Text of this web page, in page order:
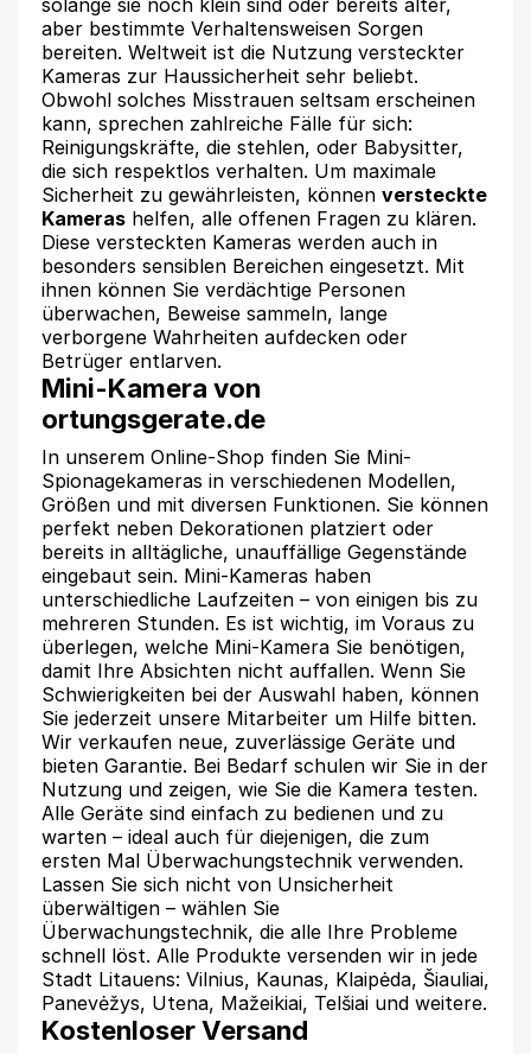
aber bestimmte Verhaltensweisen Sorgen
bereiten. Weltweit ist die Nutzung versteckter
Kameras zur Haussicherheit sehr beliebt.
Obwohl solches Misstrauen seltsam erscheinen
kann, sprechen zahlreiche Fälle für sich:
Reinigungskräfte, die stehlen, oder Babysitter,
die sich respektlos verhalten. Um maximale
Sicherheit zu gewährleisten, können versteckte
Kameras helfen, alle offenen Fragen zu klären.
Diese versteckten Kameras werden auch in
besonders sensiblen Bereichen eingesetzt. Mit
ihnen können Sie verdächtige Personen
überwachen, Beweise sammeln, lange
verborgene Wahrheiten aufdecken oder
Betrüger entlarven.
Mini-Kamera von
ortungsgerate.de
In unserem Online-Shop finden Sie Mini-
Spionagekameras in verschiedenen Modellen,
Größen und mit diversen Funktionen. Sie können
perfekt neben Dekorationen platziert oder
bereits in alltägliche, unauffällige Gegenstände
eingebaut sein. Mini-Kameras haben
unterschiedliche Laufzeiten – von einigen bis zu
mehreren Stunden. Es ist wichtig, im Voraus zu
überlegen, welche Mini-Kamera Sie benötigen,
damit Ihre Absichten nicht auffallen. Wenn Sie
Schwierigkeiten bei der Auswahl haben, können
Sie jederzeit unsere Mitarbeiter um Hilfe bitten.
Wir verkaufen neue, zuverlässige Geräte und
bieten Garantie. Bei Bedarf schulen wir Sie in der
Nutzung und zeigen, wie Sie die Kamera testen.
Alle Geräte sind einfach zu bedienen und zu
warten – ideal auch für diejenigen, die zum
ersten Mal Überwachungstechnik verwenden.
Lassen Sie sich nicht von Unsicherheit
überwältigen – wählen Sie
Überwachungstechnik, die alle Ihre Probleme
schnell löst. Alle Produkte versenden wir in jede
Stadt Litauens: Vilnius, Kaunas, Klaipėda, Šiauliai,
Panevėžys, Utena, Mažeikiai, Telšiai und weitere.
Kostenloser Versand